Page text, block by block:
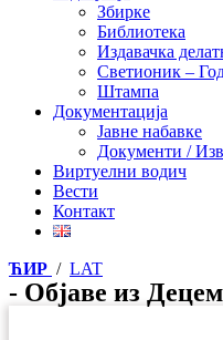
Збирке
Библиотека
Издавачка
Светионик –
Штампа
Документација
Јавне набавке
Документи /
Виртуелни водич
Вести
Контакт
ЋИР / LAT
- Објаве из